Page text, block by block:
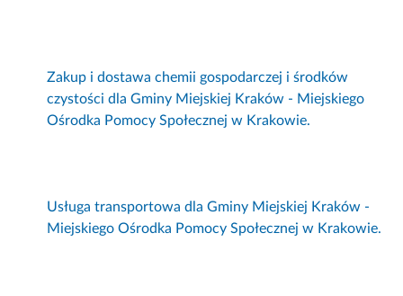
Zakup i dostawa chemii gospodarczej i środków
czystości dla Gminy Miejskiej Kraków - Miejskiego
Ośrodka Pomocy Społecznej w Krakowie.
Usługa transportowa dla Gminy Miejskiej Kraków -
Miejskiego Ośrodka Pomocy Społecznej w Krakowie.